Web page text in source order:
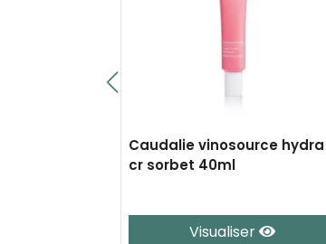
Caudalie vinosource hydra
cr sorbet 40ml
Visualiser